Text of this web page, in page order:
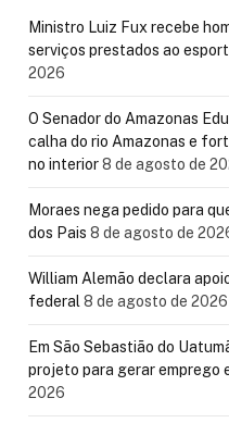
Ministro Luiz Fux recebe
serviços prestados ao
2026
O Senador do Amazonas
calha do rio Amazonas e
no interior8 de agosto de
Moraes nega pedido para
dos Pais 8 de agosto de
William Alemão declara
federal 8 de agosto de 2026
Em São Sebastião do
projeto para gerar emprego
2026